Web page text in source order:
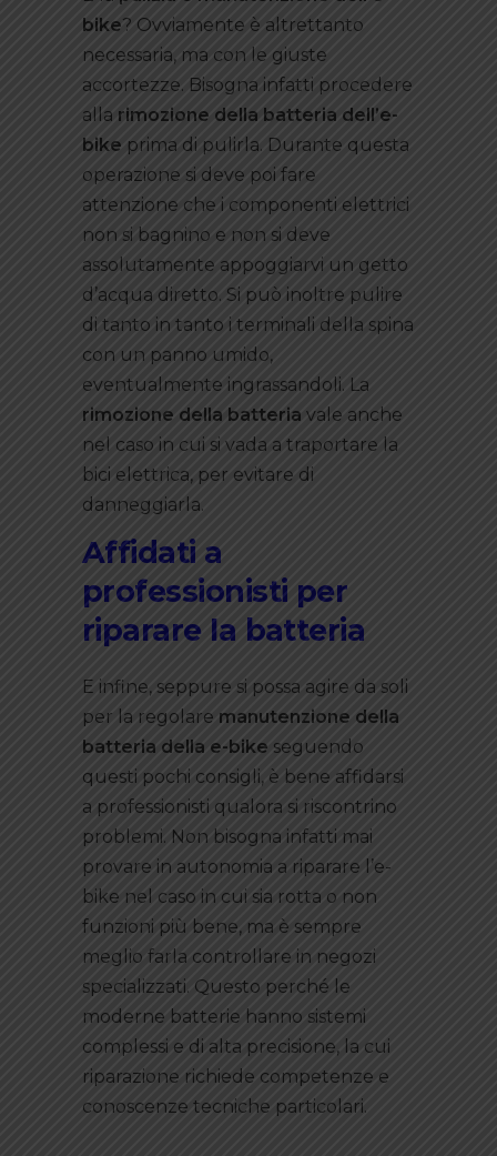
bike? Ovviamente è altrettanto
necessaria, ma con le giuste
accortezze. Bisogna infatti procedere
alla rimozione della batteria dell’e-
bike prima di pulirla. Durante questa
operazione si deve poi fare
attenzione che i componenti elettrici
non si bagnino e non si deve
assolutamente appoggiarvi un getto
d’acqua diretto. Si può inoltre pulire
di tanto in tanto i terminali della spina
con un panno umido,
eventualmente ingrassandoli. La
rimozione della batteria vale anche
nel caso in cui si vada a traportare la
bici elettrica, per evitare di
danneggiarla.
Affidati a
professionisti per
riparare la batteria
E infine, seppure si possa agire da soli
per la regolare manutenzione della
batteria della e-bike seguendo
questi pochi consigli, è bene affidarsi
a professionisti qualora si riscontrino
problemi. Non bisogna infatti mai
provare in autonomia a riparare l’e-
bike nel caso in cui sia rotta o non
funzioni più bene, ma è sempre
meglio farla controllare in negozi
specializzati. Questo perché le
moderne batterie hanno sistemi
complessi e di alta precisione, la cui
riparazione richiede competenze e
conoscenze tecniche particolari.